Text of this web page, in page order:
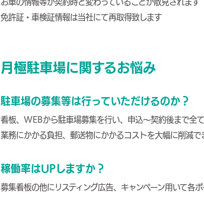
お車の情報等が契約時と変わっていることが散見されます
免許証・車検証情報は当社にて再取得致します
月極駐車場に関するお悩み
駐車場の募集等は行っていただけるのか？
看板、WEBから駐車場募集を行い、申込～契約後まで全
業務にかかる負担、郵送物にかかるコストを大幅に削減で
稼働率はUPしますか？
募集看板の他にリスティング広告、キャンペーン用いて各